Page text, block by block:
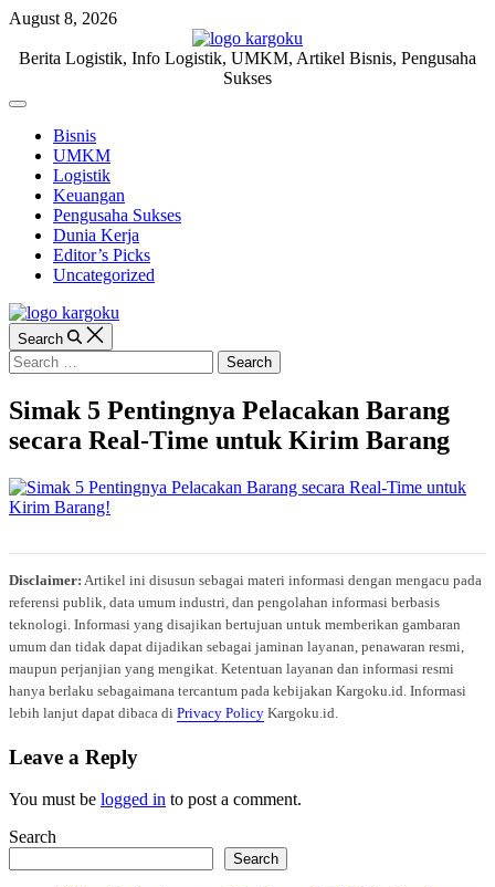
Skip
content
August 8, 2026
KARGOKU.ID
Berita Logistik, Info Logistik, UMKM, Artikel Bisnis, Pengusaha
Sukses
Off
CanvasBisnis
UMKM
Logistik
Keuangan
Pengusaha Sukses
Dunia Kerja
Editor’s Picks
Uncategorized
Search
Search
for:
Simak 5 Pentingnya Pelacakan Barang
secara Real-Time untuk Kirim Barang
Disclaimer: Artikel ini disusun sebagai materi informasi dengan mengacu pada
referensi publik, data umum industri, dan pengolahan informasi berbasis
teknologi. Informasi yang disajikan bertujuan untuk memberikan gambaran
umum dan tidak dapat dijadikan sebagai jaminan layanan, penawaran resmi,
maupun perjanjian yang mengikat. Ketentuan layanan dan informasi resmi
hanya berlaku sebagaimana tercantum pada kebijakan Kargoku.id. Informasi
lebih lanjut dapat dibaca di Privacy Policy Kargoku.id.
Leave a Reply
You must be logged in to post a comment.
Search
Search